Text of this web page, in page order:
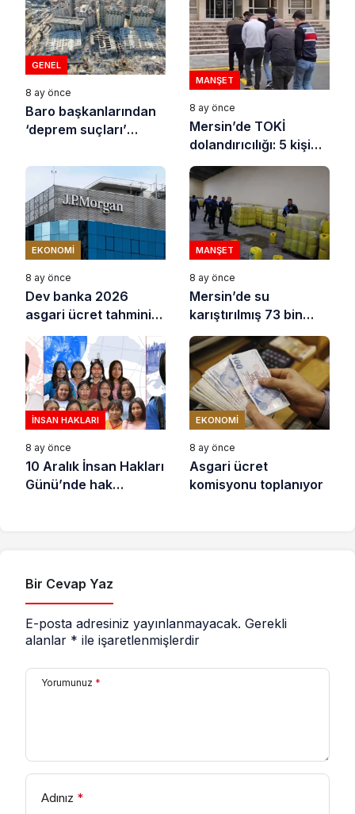
GENEL
8 ay önce
Baro başkanlarından
‘deprem suçları’
MANŞET
8 ay önce
Mersin’de TOKİ
dolandırıcılığı: 5 kişi
tutuklandı
EKONOMI
8 ay önce
Dev banka 2026
asgari ücret tahminini
açıkladı
MANŞET
8 ay önce
Mersin’de su
karıştırılmış 73 bin
litre sıvı yağ ele
geçirildi
İNSAN HAKLARI
8 ay önce
10 Aralık İnsan Hakları
Günü’nde hak
EKONOMI
8 ay önce
Asgari ücret
komisyonu toplanıyor
Bir Cevap Yaz
E-posta adresiniz yayınlanmayacak. Gerekli
alanlar * ile işaretlenmişlerdir
Yorumunuz *
Adınız *